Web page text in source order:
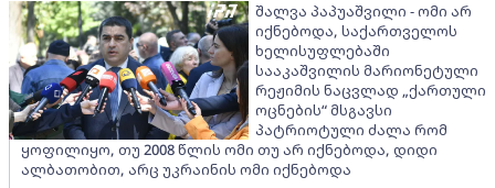
შალვა პაპუაშვილი - ომი არ
იქნებოდა, საქართველოს
ხელისუფლებაში
სააკაშვილის მარიონეტული
რეჟიმის ნაცვლად „ქართული
ოცნების“ მსგავსი
პატრიოტული ძალა რომ
ყოფილიყო, თუ 2008 წლის ომი თუ არ იქნებოდა, დიდი
ალბათობით, არც უკრაინის ომი იქნებოდა